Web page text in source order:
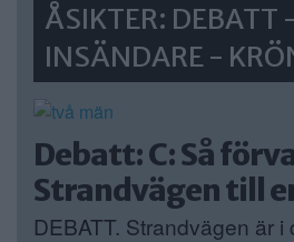
ÅSIKTER: DEBATT
INSÄNDARE -
Debatt: C: Så
Strandvägen till
DEBATT. Strandvägen är i